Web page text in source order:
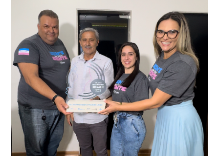
conta do sistema de videomonitoramento instalado
recentemente em todo o município de Presidente
Kennedy, o sistema é integrado com outros municípios
do país, sendo possível a identificação de veículos por
meio do cruzamento de informações, nesse caso
específico, com dados de uma cidade do Estado do Rio
de Janeiro.
“Mais de 100 câmeras foram instaladas na sede e no
interior de Presidente Kennedy, garantindo mais
segurança à população, seja nas ruas, no comércio, os
produtores agropecuários. Estamos no rumo certo,
parabéns a todos os servidores que contribuem para a
segurança da nossa cidade”, destaca o prefeito Dorlei
Fontão.